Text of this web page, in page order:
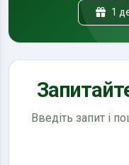
1
Введіть запит і